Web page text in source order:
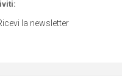
la newsletter